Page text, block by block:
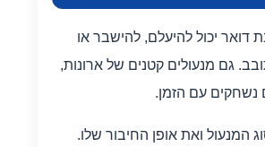
יכול להיעלם, להישבר או
גם מנעולים קטנים של ארונות,
נשחקים עם הזמן.
המנעול ואת אופן החיבור שלו.